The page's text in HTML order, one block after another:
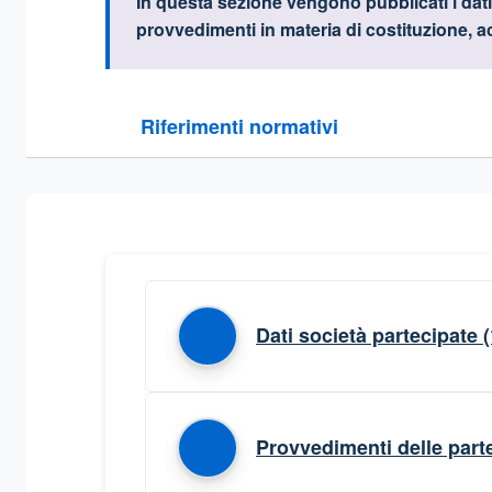
provvedimenti in materia di costituzione,
Riferimenti normativi
Sezione compressa
Dati società partecipate
Provvedimenti delle